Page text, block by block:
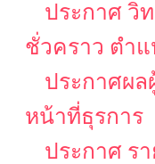
ประกาศ วิ
ชั่วคราว ตำ
ประกาศผล
หน้าที่ธุรการ
ประกาศ ร